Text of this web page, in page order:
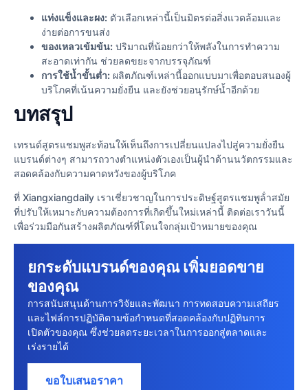
แท่งแข็งและผง: ตัวเลือกเหล่านี้เป็นมิตรต่อสิ่งแวดล้อมและ
ง่ายต่อการขนส่ง
ของเหลวเข้มข้น: ปริมาณที่น้อยกว่าให้พลังในการทำความ
สะอาดเท่ากัน ช่วยลดขยะจากบรรจุภัณฑ์
การใช้น้ำขั้นต่ำ: ผลิตภัณฑ์เหล่านี้ออกแบบมาเพื่อตอบสนองผู้
บริโภคที่เน้นความยั่งยืน และยังช่วยอนุรักษ์น้ำอีกด้วย
บทสรุป
เทรนด์สูตรแชมพูสะท้อนให้เห็นถึงการเปลี่ยนแปลงไปสู่ความยั่งยืน
แบรนด์ต่างๆ สามารถวางตําแหน่งตัวเองเป็นผู้นําด้านนวัตกรรมและ
สอดคล้องกับความคาดหวังของผู้บริโภค
ที่ Xiangxiangdaily เราเชี่ยวชาญในการประดิษฐ์สูตรแชมพูล้ําสมัย
ที่ปรับให้เหมาะกับความต้องการที่เกิดขึ้นใหม่เหล่านี้ ติดต่อเราวันนี้
เพื่อร่วมมือกันสร้างผลิตภัณฑ์ที่โดนใจกลุ่มเป้าหมายของคุณ
ยกระดับแบรนด์ของคุณ เพิ่มยอดขาย
ของคุณ
การสนับสนุนด้านการวิจัยและพัฒนา การทดสอบความเสถียร
และไฟล์การปฏิบัติตามข้อกําหนดที่สอดคล้องกับปฏิทินการ
เปิดตัวของคุณ ซึ่งช่วยลดระยะเวลาในการออกสู่ตลาดและ
เร่งรายได้
ขอใบเสนอราคา